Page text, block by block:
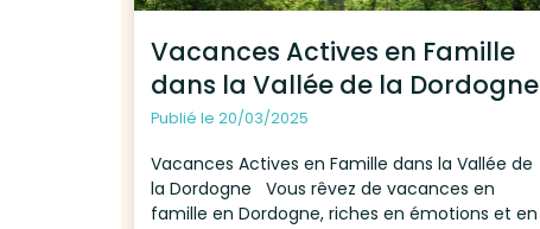
Vacances Actives en Famille
dans la Vallée de la Dordogne
Publié le 20/03/2025
Vacances Actives en Famille dans la Vallée de
la Dordogne Vous rêvez de vacances en
famille en Dordogne, riches en émotions et en